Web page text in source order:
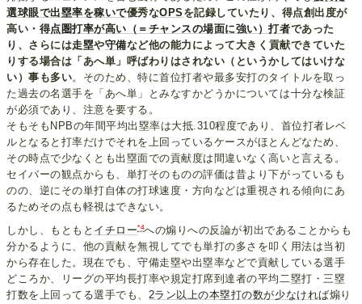
選球眼で出塁率を稼いで優秀なOPS を記録していたり、得点創出度が
高い・ 得点圏打率が高い（＝チャンスの場面に強い）打者であった
り、さらには走塁や守備など他の能力によって大きく貢献できていた
りする場合は「あへ単」呼ばわりはされない（というかしてはいけな
い）事も多い。そのため、特に首位打者や最多安打のタイトルを取っ
た過去の名選手を「あへ単」とみなすかどうかについては十分な検証
が必須であり、注意を要する。
そもそもNPBの年間平均出塁率は大抵.310程度であり、首位打者レベ
ルとなると打率だけでそれを上回っているケースがほとんどなため、
その時点で少なくとも出塁面での貢献度は間違いなく高いと言える。
セイバーの観点からも、単打そのものの評価は昔より下がっているも
のの、逆にその単打自体の打球速度・方向などは重視される傾向にあ
るためその点も軽視はできない。
しかし、もともと イチロー*4への煽りへの反論が初出であることからも
分かるように、他の貢献を無視してでも単打の多さを叩く用法は当初
から存在した。現在でも、守備走塁や出塁率などで貢献している選手
どころか、リーグの平均長打率や規定打席到達者の平均二塁打・三塁
打数を上回ってる選手でも、 2ラン以上の本塁打の数が少なければ煽り